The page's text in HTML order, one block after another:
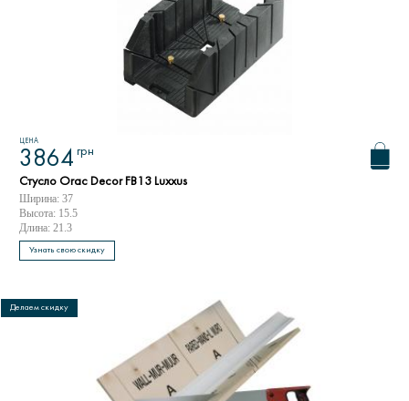
ЦЕНА
3864 грн
Стусло Orac Decor FB13 Luxxus
Ширина: 37
Высота: 15.5
Длина: 21.3
Узнать свою скидку
Делаем скидку